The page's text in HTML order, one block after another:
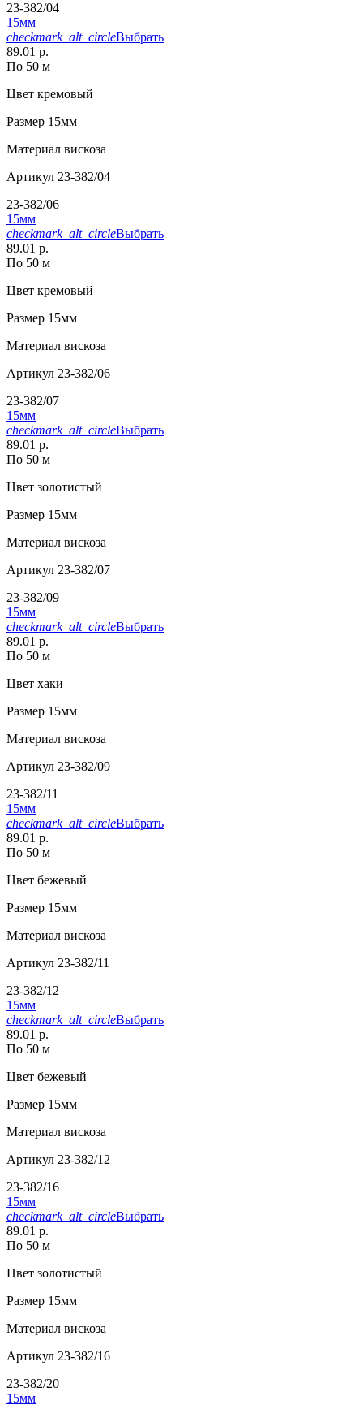
23-382/04
15мм
checkmark_alt_circleВыбрать
89.01 р.
По 50 м
Цвет кремовый
Размер 15мм
Материал вискоза
Артикул 23-382/04
23-382/06
15мм
checkmark_alt_circleВыбрать
89.01 р.
По 50 м
Цвет кремовый
Размер 15мм
Материал вискоза
Артикул 23-382/06
23-382/07
15мм
checkmark_alt_circleВыбрать
89.01 р.
По 50 м
Цвет золотистый
Размер 15мм
Материал вискоза
Артикул 23-382/07
23-382/09
15мм
checkmark_alt_circleВыбрать
89.01 р.
По 50 м
Цвет хаки
Размер 15мм
Материал вискоза
Артикул 23-382/09
23-382/11
15мм
checkmark_alt_circleВыбрать
89.01 р.
По 50 м
Цвет бежевый
Размер 15мм
Материал вискоза
Артикул 23-382/11
23-382/12
15мм
checkmark_alt_circleВыбрать
89.01 р.
По 50 м
Цвет бежевый
Размер 15мм
Материал вискоза
Артикул 23-382/12
23-382/16
15мм
checkmark_alt_circleВыбрать
89.01 р.
По 50 м
Цвет золотистый
Размер 15мм
Материал вискоза
Артикул 23-382/16
23-382/20
15мм